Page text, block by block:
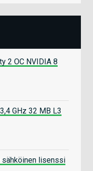
2 OC NVIDIA 8
GHz 32 MB L3
lisenssi